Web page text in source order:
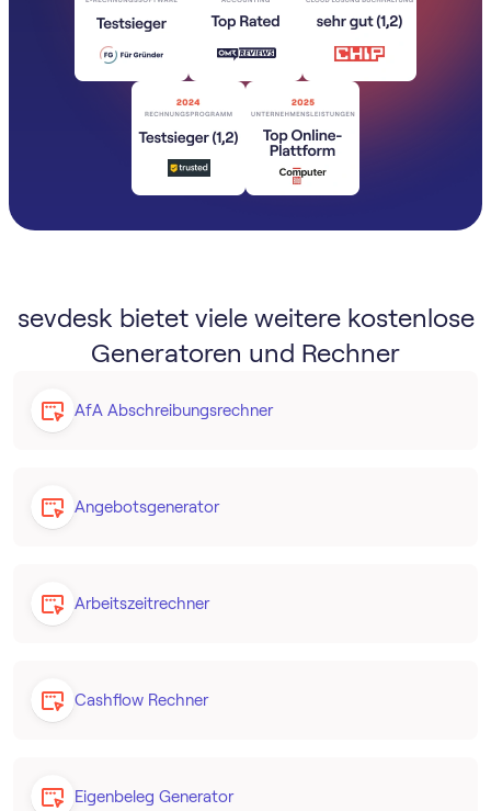
sevdesk bietet viele weitere kostenlose
Generatoren und Rechner
AfA Abschreibungs­rechner
Angebotsgenerator
Arbeitszeitrechner
Cashflow Rechner
Eigenbeleg Generator